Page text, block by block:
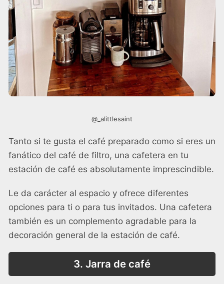
@_alittlesaint
Tanto si te gusta el café preparado como si eres un
fanático del café de filtro, una cafetera en tu
estación de café es absolutamente imprescindible.
Le da carácter al espacio y ofrece diferentes
opciones para ti o para tus invitados. Una cafetera
también es un complemento agradable para la
decoración general de la estación de café.
3. Jarra de café